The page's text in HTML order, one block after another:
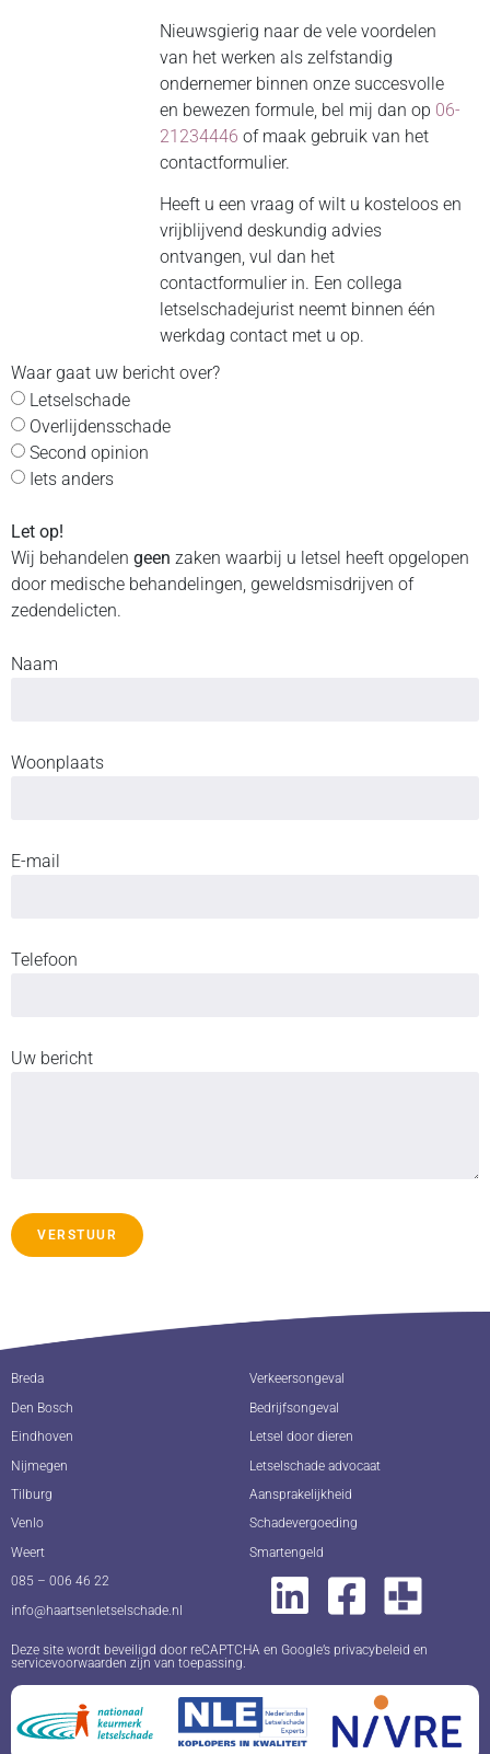
Nieuwsgierig naar de vele voordelen
van het werken als zelfstandig
ondernemer binnen onze succesvolle
en bewezen formule, bel mij dan op 06-
21234446 of maak gebruik van het
contactformulier.
Heeft u een vraag of wilt u kosteloos en
vrijblijvend deskundig advies
ontvangen, vul dan het
contactformulier in. Een collega
letselschadejurist neemt binnen één
werkdag contact met u op.
Waar gaat uw bericht over?
Letselschade
Overlijdensschade
Second opinion
Iets anders
Let op!
Wij behandelen geen zaken waarbij u letsel heeft opgelopen
door medische behandelingen, geweldsmisdrijven of
zedendelicten.
Naam
Woonplaats
E-mail
Telefoon
Uw bericht
VERSTUUR
Breda
Den Bosch
Eindhoven
Nijmegen
Tilburg
Venlo
Weert
085 – 006 46 22
info@haartsenletselschade.nl
Deze site wordt beveiligd door reCAPTCHA en Google’s privacybeleid en
servicevoorwaarden zijn van toepassing.
Verkeersongeval
Bedrijfsongeval
Letsel door dieren
Letselschade advocaat
Aansprakelijkheid
Schadevergoeding
Smartengeld